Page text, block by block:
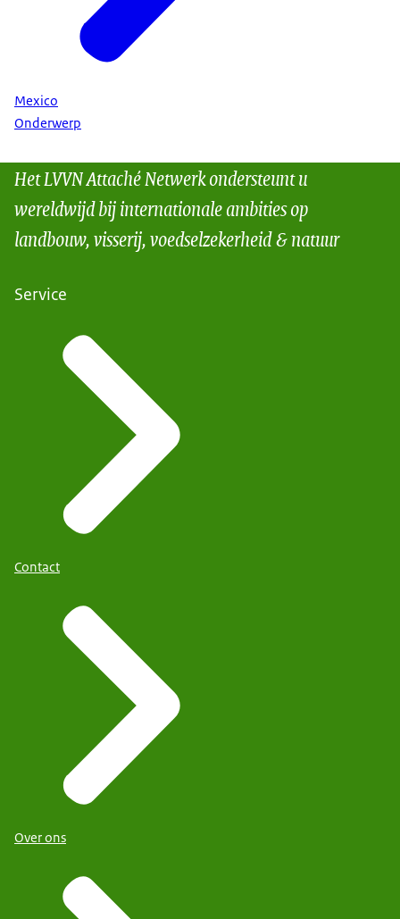
Mexico
Onderwerp
Het LVVN Attaché Netwerk ondersteunt u
wereldwijd bij internationale ambities op
landbouw, visserij, voedselzekerheid & natuur
Service
Contact
Over ons